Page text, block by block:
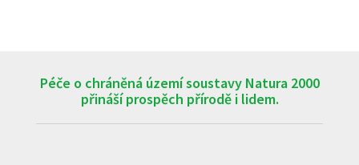
Péče o chráněná území soustavy Natura 2000
přináší prospěch přírodě i lidem.